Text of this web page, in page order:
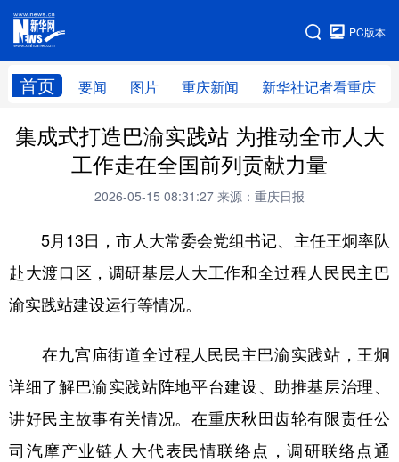
PC版本
首页 要闻 图片 重庆新闻 新华社记者看重庆
网站地图
集成式打造巴渝实践站 为推动全市人大
工作走在全国前列贡献力量
2026-05-15 08:31:27 来源：重庆日报
5月13日，市人大常委会党组书记、主任王炯率队
赴大渡口区，调研基层人大工作和全过程人民民主巴
渝实践站建设运行等情况。
在九宫庙街道全过程人民民主巴渝实践站，王炯
详细了解巴渝实践站阵地平台建设、助推基层治理、
讲好民主故事有关情况。在重庆秋田齿轮有限责任公
司汽摩产业链人大代表民情联络点，调研联络点通